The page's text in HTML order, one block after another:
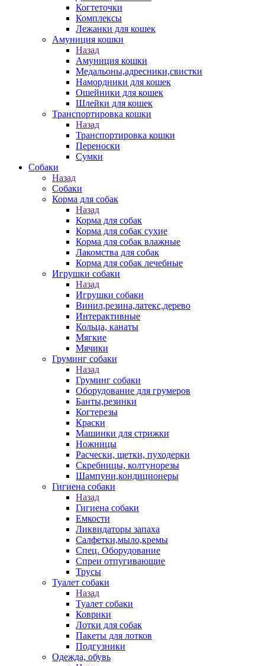
Когтеточки
Комплексы
Лежанки для кошек
Амуниция кошки
Назад
Амуниция кошки
Медальоны,адресники,свистки
Намордники для кошек
Ошейники для кошек
Шлейки для кошек
Транспортировка кошки
Назад
Транспортировка кошки
Переноски
Сумки
Собаки
Назад
Собаки
Корма для собак
Назад
Корма для собак
Корма для собак сухие
Корма для собак влажные
Лакомства для собак
Корма для собак лечебные
Игрушки собаки
Назад
Игрушки собаки
Винил,резина,латекс,дерево
Интерактивные
Кольца, канаты
Мягкие
Мячики
Груминг собаки
Назад
Груминг собаки
Оборудование для грумеров
Банты,резинки
Когтерезы
Краски
Машинки для стрижки
Ножницы
Расчески, щетки, пуходерки
Скребницы, колтунорезы
Шампуни,кондиционеры
Гигиена собаки
Назад
Гигиена собаки
Емкости
Ликвидаторы запаха
Салфетки,мыло,кремы
Спец. Оборудование
Спреи отпугивающие
Трусы
Туалет собаки
Назад
Туалет собаки
Коврики
Лотки для собак
Пакеты для лотков
Подгузники
Одежда, обувь